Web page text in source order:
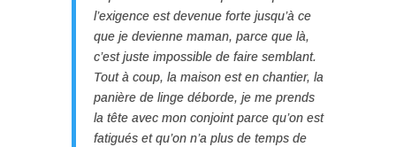
l’exigence est devenue forte jusqu’à ce
que je devienne maman, parce que là,
c’est juste impossible de faire semblant.
Tout à coup, la maison est en chantier, la
panière de linge déborde, je me prends
la tête avec mon conjoint parce qu’on est
fatigués et qu’on n’a plus de temps de